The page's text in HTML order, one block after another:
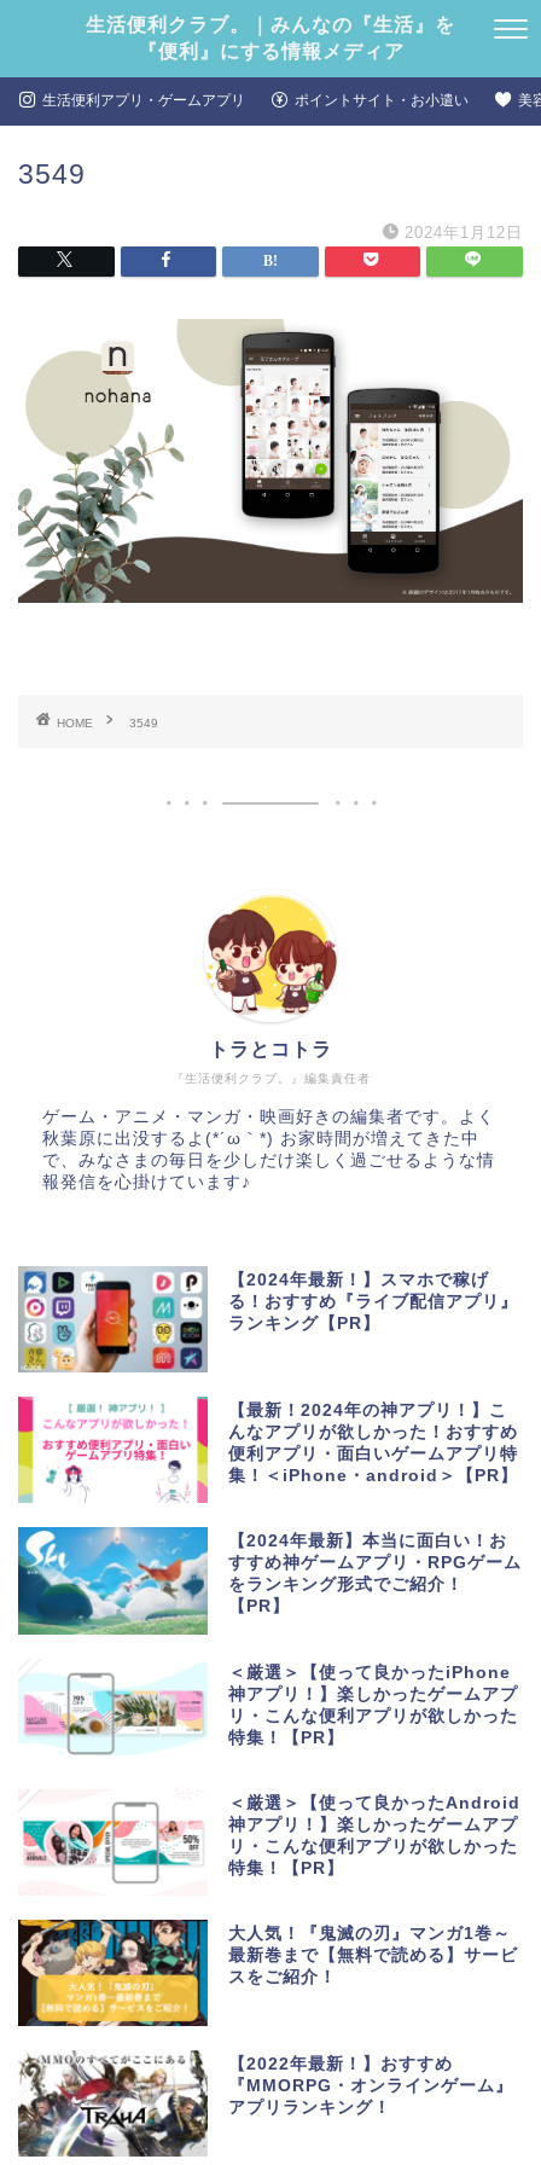
生活便利クラブ。｜みんなの『生活』を
『便利』にする情報メディア
生活便利アプリ・ゲームアプリ ポイントサイト・お小遣い 美
3549
2024年1月12日
HOME 3549
『生活便利クラブ。』編集責任者
トラとコトラ
ゲーム・アニメ・マンガ・映画好きの編集者です。よく
秋葉原に出没するよ(*´ω｀*) お家時間が増えてきた中
で、みなさまの毎日を少しだけ楽しく過ごせるような情
報発信を心掛けています♪
【2024年最新！】スマホで稼げ
る！おすすめ『ライブ配信アプリ』
ランキング【PR】
【最新！2024年の神アプリ！】こ
んなアプリが欲しかった！おすすめ
便利アプリ・面白いゲームアプリ特
集！＜iPhone・android＞【PR】
【2024年最新】本当に面白い！お
すすめ神ゲームアプリ・RPGゲーム
をランキング形式でご紹介！
【PR】
＜厳選＞【使って良かったiPhone
神アプリ！】楽しかったゲームアプ
リ・こんな便利アプリが欲しかった
特集！【PR】
＜厳選＞【使って良かったAndroid
神アプリ！】楽しかったゲームアプ
リ・こんな便利アプリが欲しかった
特集！【PR】
大人気！『鬼滅の刃』マンガ1巻～
最新巻まで【無料で読める】サービ
スをご紹介！
【2022年最新！】おすすめ
『MMORPG・オンラインゲーム』
アプリランキング！